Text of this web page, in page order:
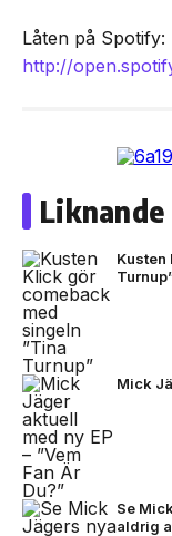
Låten på Spotify:
http://
Kusten
Mick
Se
aldrig